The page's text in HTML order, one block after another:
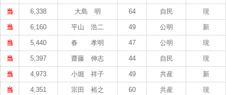
当 6,338 大島 明 64 自民 現
当 6,160 平山 浩二 49 公明 新
当 5,440 春 孝明 47 公明 現
当 5,397 齋藤 伸志 44 自民 現
当 4,973 小堀 祥子 49 共産 新
当 4,351 宗田 裕之 60 共産 現